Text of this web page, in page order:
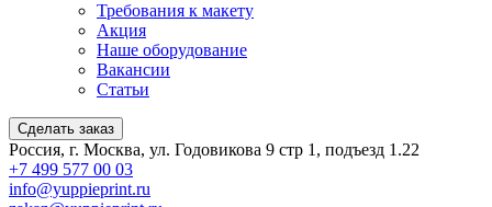
Требования к макету
Акция
Наше оборудование
Вакансии
Статьи
Сделать заказ
Россия, г. Москва, ул. Годовикова 9 стр 1, подъезд 1.22
+7 499 577 00 03
info@yuppieprint.ru